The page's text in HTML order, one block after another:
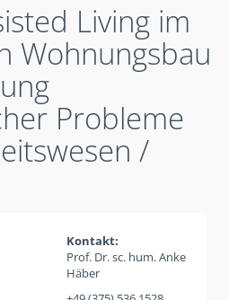
Living im
Wohnungsbau
Probleme
/
Kontakt:
Prof. Dr. sc. hum. Anke
Häber